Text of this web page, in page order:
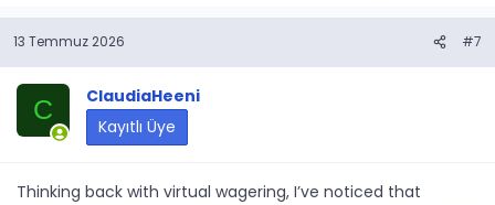
13 Temmuz 2026 #7
C
ClaudiaHeeni
Kayıtlı Üye
Thinking back with virtual wagering, I’ve noticed that